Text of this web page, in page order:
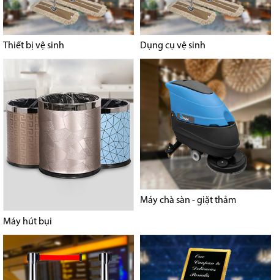
Thiết bị vệ sinh Dụng cụ vệ sinh
Máy hút bụi
Máy chà sàn - giặt thảm